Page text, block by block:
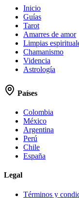
Inicio
Guías
Tarot
Amarres de amor
Limpias
Chamanismo
Videncia
Astrología
Países
Colombia
México
Argentina
Perú
Chile
España
Legal
Términos y